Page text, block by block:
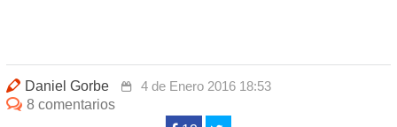
Daniel Gorbe
4 de Enero 2016 18:53
8 comentarios